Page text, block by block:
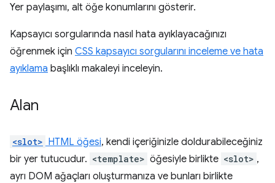
Yer paylaşımı, alt öğe konumlarını gösterir.
Kapsayıcı sorgularında nasıl hata ayıklayacağınızı
öğrenmek için CSS kapsayıcı sorgularını inceleme ve hata
ayıklama başlıklı makaleyi inceleyin.
Alan
<slot> HTML öğesi, kendi içeriğinizle doldurabileceğiniz
bir yer tutucudur. <template> öğesiyle birlikte <slot> ,
ayrı DOM ağaçları oluşturmanıza ve bunları birlikte